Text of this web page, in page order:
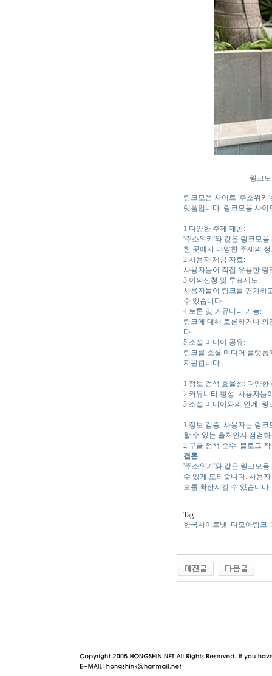
링크
링크모음 사이트 '주소위키
랫폼입니다. 링크모음 사
1.다양한 주제 제공:
'주소위키'와 같은 링크모
한 곳에서 다양한 주제의
2.사용자 제공 자료:
사용자들이 직접 유용한
3.이의신청 및 투표제도:
사용자들이 링크를 평가하
수 있습니다.
4.토론 및 커뮤니티 기능:
링크에 대해 토론하거나
다.
5.소셜 미디어 공유:
링크를 소셜 미디어 플랫
지원합니다.
1.정보 검색 효율성: 다양
2.커뮤니티 형성: 사용자들
3.소셜 미디어와의 연계:
1.정보 검증: 사용자는 링
할 수 있는 출처인지 점검
2.구글 정책 준수: 블로그
결론
'주소위키'와 같은 링크모
수 있게 도와줍니다. 사용
보를 확산시킬 수 있습니
Tag:
한국사이트넷 다모아링크